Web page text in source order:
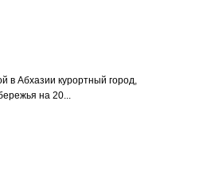
в Абхазии курортный город,
на 20...